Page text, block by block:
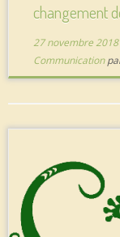
changement
27 novembre 2018
Communication